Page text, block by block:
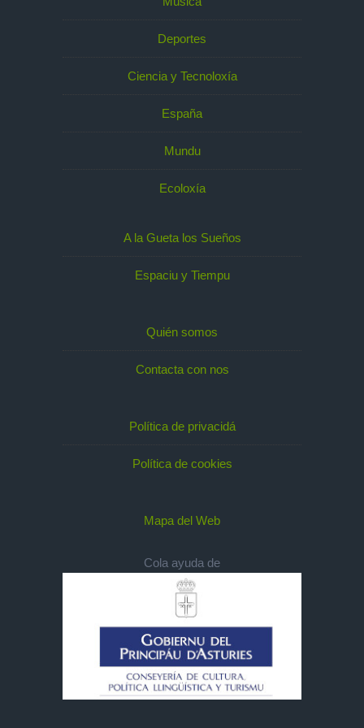
Deportes
Ciencia y Tecnoloxía
España
Mundu
Ecoloxía
A la Gueta los Sueños
Espaciu y Tiempu
Quién somos
Contacta con nos
Política de privacidá
Política de cookies
Mapa del Web
Cola ayuda de